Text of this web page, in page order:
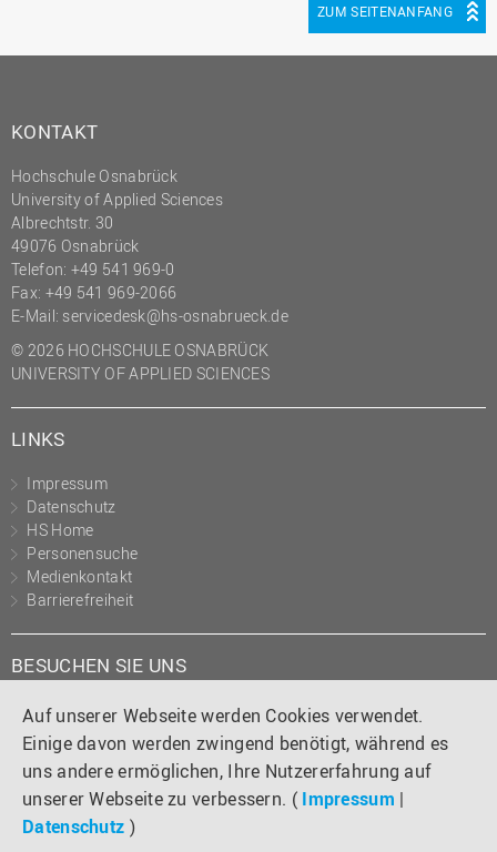
Auf unserer Webseite werden Cookies verwendet.
Einige davon werden zwingend benötigt, während es
uns andere ermöglichen, Ihre Nutzererfahrung auf
unserer Webseite zu verbessern. ( Impressum |
Datenschutz )
ZUM SEITENANFANG
KONTAKT
Hochschule Osnabrück
University of Applied Sciences
Albrechtstr. 30
49076 Osnabrück
Telefon: +49 541 969-0
Fax: +49 541 969-2066
E-Mail: servicedesk@hs-osnabrueck.de
© 2026 HOCHSCHULE OSNABRÜCK
UNIVERSITY OF APPLIED SCIENCES
LINKS
Impressum
Datenschutz
HS Home
Personensuche
Medienkontakt
Barrierefreiheit
BESUCHEN SIE UNS
Instagram
TiktokLinkedIn
YouTube
Facebook